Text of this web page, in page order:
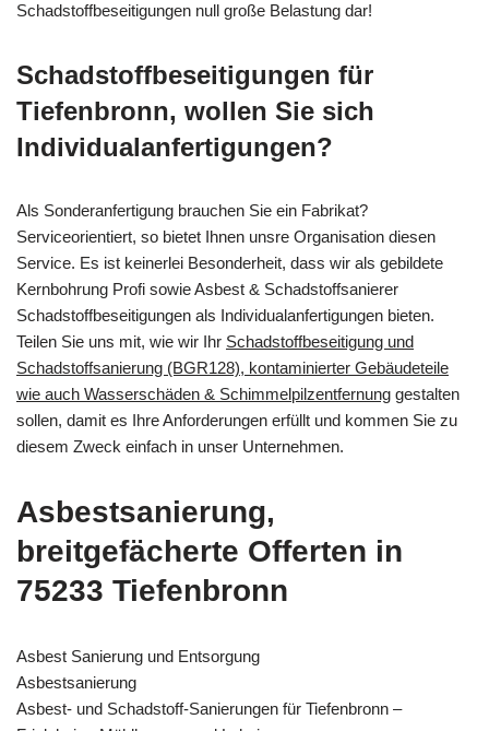
Schadstoffbeseitigungen null große Belastung dar!
Schadstoffbeseitigungen für
Tiefenbronn, wollen Sie sich
Individualanfertigungen?
Als Sonderanfertigung brauchen Sie ein Fabrikat?
Serviceorientiert, so bietet Ihnen unsre Organisation diesen
Service. Es ist keinerlei Besonderheit, dass wir als gebildete
Kernbohrung Profi sowie Asbest & Schadstoffsanierer
Schadstoffbeseitigungen als Individualanfertigungen bieten.
Teilen Sie uns mit, wie wir Ihr Schadstoffbeseitigung und
Schadstoffsanierung (BGR128), kontaminierter Gebäudeteile
wie auch Wasserschäden & Schimmelpilzentfernung gestalten
sollen, damit es Ihre Anforderungen erfüllt und kommen Sie zu
diesem Zweck einfach in unser Unternehmen.
Asbestsanierung,
breitgefächerte Offerten in
75233 Tiefenbronn
Asbest Sanierung und Entsorgung
Asbestsanierung
Asbest- und Schadstoff-Sanierungen für Tiefenbronn –